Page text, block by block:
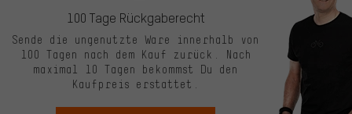
100 Tage Rückgaberecht
Sende die ungenutzte Ware innerhalb von
100 Tagen nach dem Kauf zurück. Nach
maximal 10 Tagen bekommst Du den
Kaufpreis erstattet.